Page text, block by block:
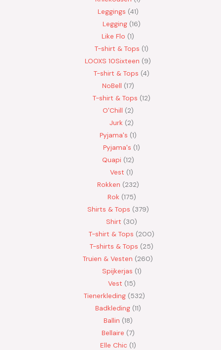
Leggings 41
Legging 16
Like Flo 1
T-shirt & Tops 1
LOOXS 10Sixteen
9
T-shirt & Tops 4
NoBell 17
T-shirt & Tops 12
O'Chill 2
Jurk 2
Pyjama's 1
Pyjama's 1
Quapi 12
Vest 1
Rokken 232
Rok 175
Shirts & Tops 379
Shirt
30
T-shirt & Tops
200
T-shirts & Tops
25
Truien & Vesten
260
Spijkerjas 1
Vest 15
Tienerkleding 532
Badkleding 11
Ballin 18
Bellaire 7
Elle Chic 1